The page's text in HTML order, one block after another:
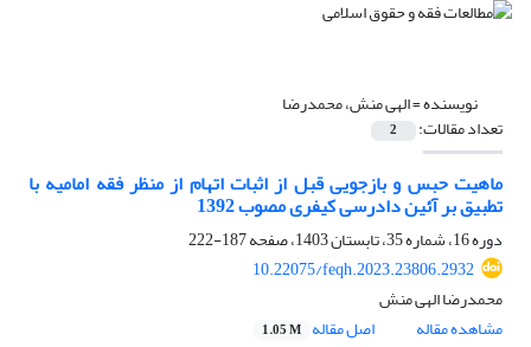
نویسنده =الهی منش، محمدرضا
تعداد مقالات: 2
ماهیت حبس و بازجویی قبل از اثبات اتهام از منظر فقه امامیه با
تطبیق بر آئین دادرسی کیفری مصوب 1392
دوره 16، شماره 35، تابستان 1403، صفحه
187-222
10.22075/feqh.2023.23806.2932
محمدرضا الهی منش
مشاهده مقاله
اصل مقاله 1.05 M